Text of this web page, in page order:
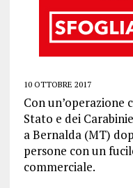
10 OTTOBRE 2017
Con un’operazione
Stato e dei
a Bernalda (MT)
persone con un
commerciale.